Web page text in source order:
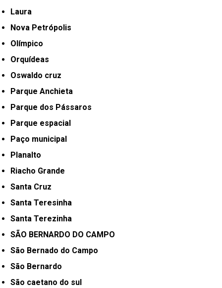
Laura
Nova Petrópolis
Olímpico
Orquídeas
Oswaldo cruz
Parque Anchieta
Parque dos Pássaros
Parque espacial
Paço municipal
Planalto
Riacho Grande
Santa Cruz
Santa Teresinha
Santa Terezinha
SÃO BERNARDO DO CAMPO
São Bernado do Campo
São Bernardo
São caetano do sul